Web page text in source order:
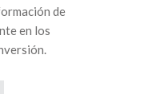
de
en los